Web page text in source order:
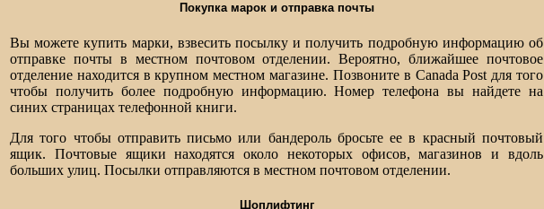
Покупка марок и отправка почты
Вы можете купить марки, взвесить посылку и получить подробную информацию об
отправке почты в местном почтовом отделении. Вероятно, ближайшее почтовое
отделение находится в крупном местном магазине. Позвоните в Canada Post для того
чтобы получить более подробную информацию. Номер телефона вы найдете на
синих страницах телефонной книги.
Для того чтобы отправить письмо или бандероль бросьте ее в красный почтовый
ящик. Почтовые ящики находятся около некоторых офисов, магазинов и вдоль
больших улиц. Посылки отправляются в местном почтовом отделении.
Шоплифтинг